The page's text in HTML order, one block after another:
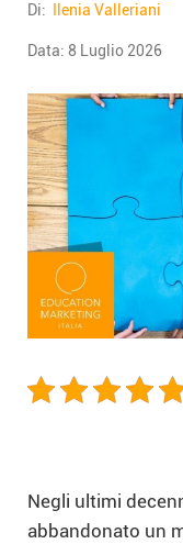
Di: Ilenia Valleriani
Data: 8 Luglio 2026
Negli ultimi
abbandonato un